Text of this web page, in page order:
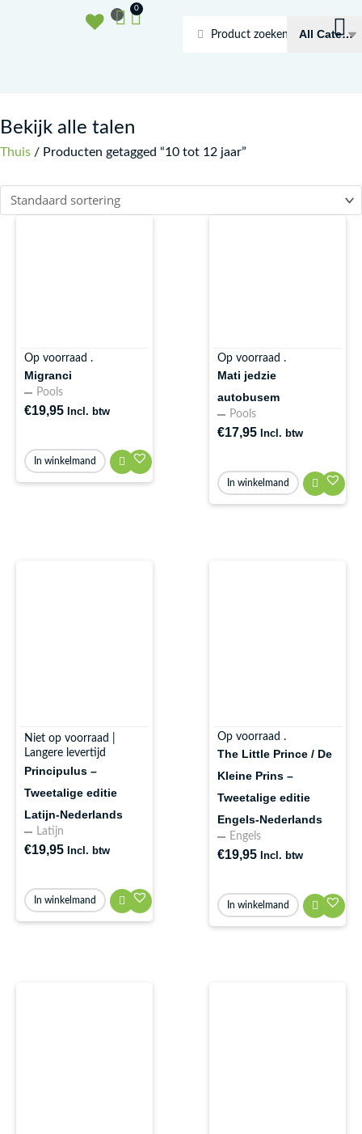
Search
0
Winkelwagen
Bekijk alle talen
Thuis / Producten getagged “10 tot 12 jaar”
Op voorraad .
Migranci
Pools
€19,95 Incl. btw
In winkelmand
Op voorraad .
Mati jedzie
autobusem
Pools
€17,95 Incl. btw
In winkelmand
Niet op voorraad |
Langere levertijd
Principulus –
Tweetalige editie
Latijn-Nederlands
Latijn
€19,95 Incl. btw
In winkelmand
Op voorraad .
The Little Prince / De
Kleine Prins –
Tweetalige editie
Engels-Nederlands
Engels
€19,95 Incl. btw
In winkelmand